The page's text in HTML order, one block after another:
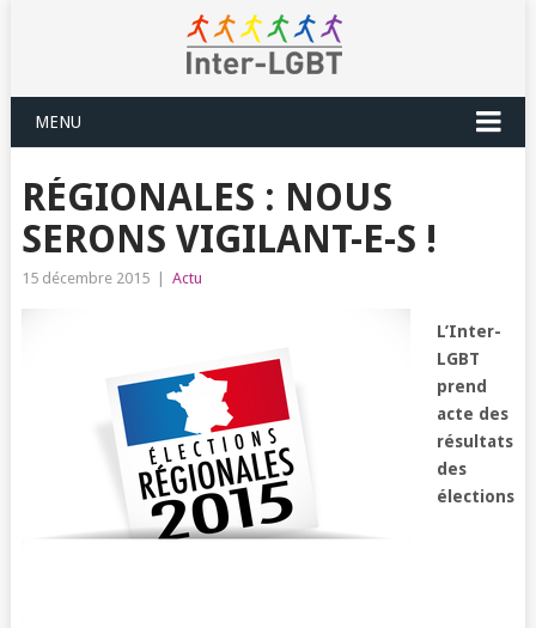
MENU
RÉGIONALES : NOUS
SERONS VIGILANT-E-S !
15 décembre 2015 Actu
L’Inter-
LGBT
prend
acte des
résultats
des
élections